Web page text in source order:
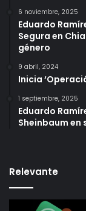
6 noviembre, 2025
Eduardo
Segura en
género
9 abril, 2024
Inicia
1 septiembre, 2025
Eduardo
Sheinbaum
Relevante